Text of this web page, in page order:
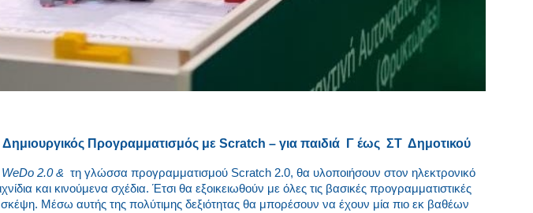
Προγραμματισμός με Scratch – για παιδιά Γ έως ΣΤ Δημοτικού
WeDo 2.0 & τη γλώσσα προγραμματισμού Scratch 2.0, θα υλοποιήσουν στον ηλεκτρονικό
και κινούμενα σχέδια. Έτσι θα εξοικειωθούν με όλες τις βασικές προγραμματιστικές
Μέσω αυτής της πολύτιμης δεξιότητας θα μπορέσουν να έχουν μία πιο εκ βαθέων